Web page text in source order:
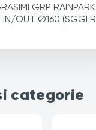
GRP
IN/OUT Ø160
categorie